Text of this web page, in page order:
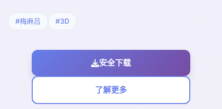
#梅麻吕 #3D
安全下载
了解更多